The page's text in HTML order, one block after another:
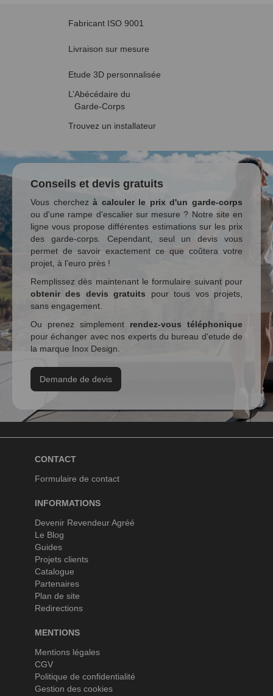
Fabricant ISO 9001
Livraison sur mesure
Etude 3D personnalisée
L’Abécédaire du
Garde-Corps
Trouvez un installateur
Conseils et devis gratuits
Vous cherchezà calculer le prix d'un garde-corps
ou d'une rampe d'escalier sur mesure ? Notre site en
ligne vous propose différentes estimations sur les prix
des garde-corps. Cependant, seul un devis vous
permet de savoir exactement ce que coûtera votre
projet, à l'euro près !
Remplissez dès maintenant le formulaire suivant pour
obtenir des devis gratuits pour tous vos projets,
sans engagement.
Ou prenez simplement rendez-vous téléphonique
pour échanger avec nos experts du bureau d'etude de
la marque Inox Design.
Demande de devis
CONTACT
Formulaire de contact
INFORMATIONS
Devenir Revendeur Agréé
Le Blog
Guides
Projets clients
Catalogue
Partenaires
Plan de site
Redirections
MENTIONS
Mentions légales
CGV
Politique de confidentialité
Gestion des cookies